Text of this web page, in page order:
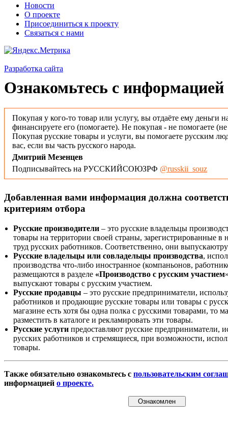
Новости
О проекте
Присоединиться к проекту
Связаться с нами
Разработка сайта
Ознакомьтесь с информацией
Покупая у кого-то товар или услугу, вы отдаёте ему деньги
финансируете его (помогаете). Не покупая - не помогаете
Покупая русские товары и услуги, вы помогаете русским
вас, если вы часть русского народа.
Дмитрий Мезенцев
Подписывайтесь на РУССКИЙСОЮЗРФ @russkii_souz
Добавленная вами информация должна
критериям отбора
Русские производители – это русские владельцы
товары на территории своей страны, зарегистрированные
труд русских работников. Соответственно, они
Русские владельцы или совладельцы производства,
производства что-либо иностранное (компаньонов,
размещаются в разделе «Производство с русским участием
выпускают товары с русским участием.
Русские продавцы – это русские предприниматели,
работников и продающие русские товары или товары с
магазине есть хотя бы одна полка с русскими товарами, то
разместить в каталоге и рекламировать эти товары.
Русские услуги предоставляют русские предприниматели,
русских работников и стремящиеся, при возможности,
товары.
Также обязательно ознакомьтесь с пользовательским
информацией о проекте.
Ознакомлен